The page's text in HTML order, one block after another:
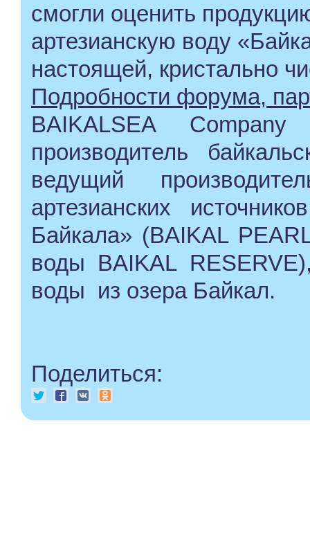
смогли оценить
артезианскую воду
настоящей, кристально
Подробности форума,
BAIKALSEA
производитель
ведущий
артезианских
Байкала» (BAIKAL
воды BAIKAL
воды из озера Байкал.
Поделиться: